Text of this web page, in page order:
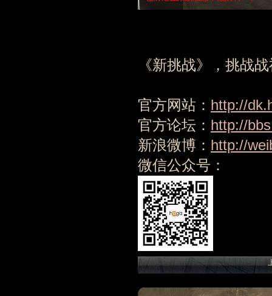
《新挑战》，挑战
官方网站： http://
官方论坛： http://
新浪微博： http://
微信公众号：